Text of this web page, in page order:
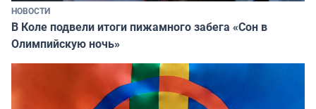
НОВОСТИ
В Коле подвели итоги пижамного забега «Сон в
Олимпийскую ночь»